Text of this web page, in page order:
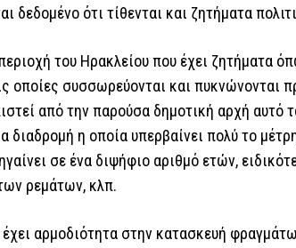
δεδομένο ότι τίθενται και ζητήματα
του Ηρακλείου που έχει ζητήματα
οποίες συσσωρεύονται και πυκνώνονται
από την παρούσα δημοτική αρχή αυτό
διαδρομή η οποία υπερβαίνει πολύ το
σε ένα διψήφιο αριθμό ετών,
ρεμάτων, κλπ.
αρμοδιότητα στην κατασκευή